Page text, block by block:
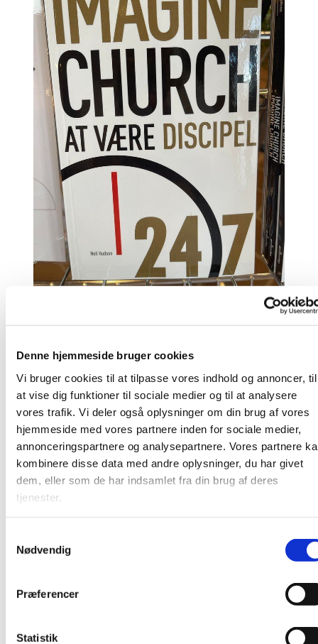
Denne hjemmeside bruger cookies
Vi bruger cookies til at tilpasse vores indhold og annoncer, til
at vise dig funktioner til sociale medier og til at analysere
vores trafik. Vi deler også oplysninger om din brug af vores
hjemmeside med vores partnere inden for sociale medier,
annonceringspartnere og analysepartnere. Vores partnere
kombinere disse data med andre oplysninger, du har givet
dem, eller som de har indsamlet fra din brug af deres
tjenester.
Nødvendig
Præferencer
Statistik
Imagine Church - at være
Neil Hudson
Læs mere her